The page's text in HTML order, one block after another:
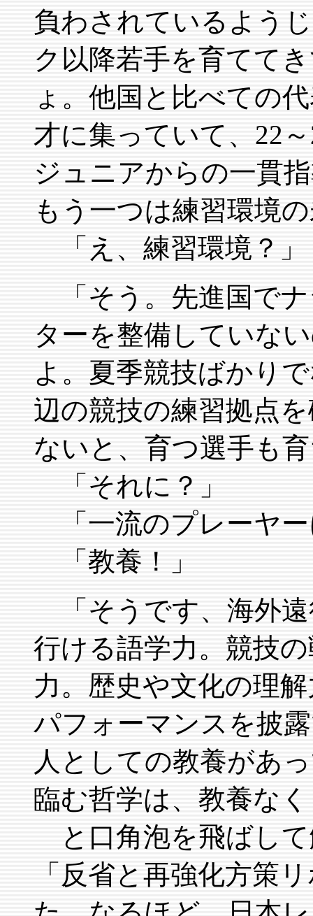
負わされているよう
ク以降若手を育てて
ょ。他国と比べての
才に集っていて、22
ジュニアからの一貫
もう一つは練習環境
「え、練習環境？」
「そう。先進国で
ターを整備していな
よ。夏季競技ばかり
辺の競技の練習拠点
ないと、育つ選手も
「それに？」
「一流のプレーヤ
「教養！」
「そうです、海外
行ける語学力。競技
力。歴史や文化の理
パフォーマンスを披
人としての教養があ
臨む哲学は、教養な
と口角泡を飛ばして
「反省と再強化方策